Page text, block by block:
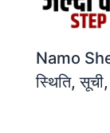
Namo
स्थिति,